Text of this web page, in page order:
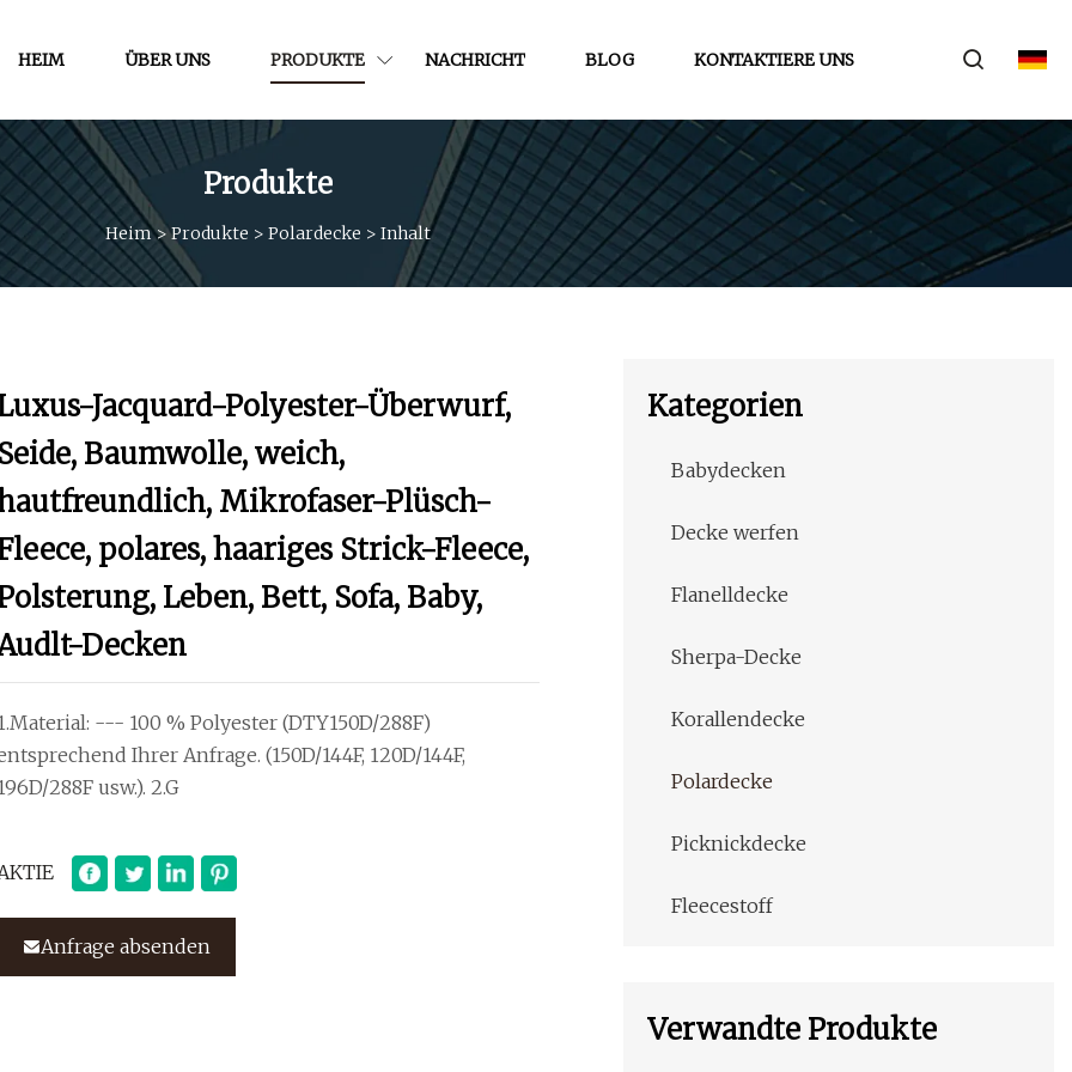
HEIM ÜBER UNS PRODUKTE NACHRICHT BLOG KONTAKTIERE UNS
Produkte
Heim>Produkte > Polardecke > Inhalt
Jacquard-Polyester-Überwurf,
Seide, Baumwolle, weich,
Mikrofaser-Plüsch-
polares, haariges Strick-Fleece,
Leben, Bett, Sofa, Baby,
Decken
--- 100 % Polyester (DTY150D/288F)
Ihrer Anfrage. (150D/144F, 120D/144F,
196D/288F usw.). 2.G
Anfrage absenden
Kategorien
Babydecken
Decke werfen
Flanelldecke
Sherpa-Decke
Korallendecke
Polardecke
Picknickdecke
Fleecestoff
Verwandte Produkte